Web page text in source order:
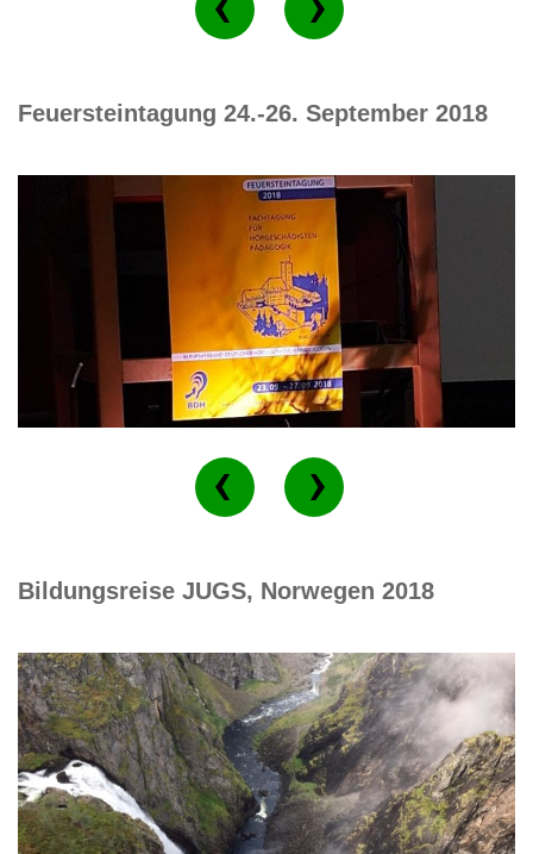
Feuersteintagung 24.-26. September 2018
Bildungsreise JUGS, Norwegen 2018